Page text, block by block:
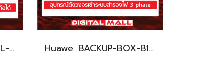
Huawei SUN2000-5KTL-M1 เครื่องแปลงแรงดันไฟฟ้า (Inverter) Huawei BACKUP-BOX-B1 เครื่องแปลงแรงดันไฟฟ้า (Inverter)